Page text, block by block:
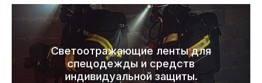
Светоотражающие ленты для
спецодежды и средств
индивидуальной защиты.